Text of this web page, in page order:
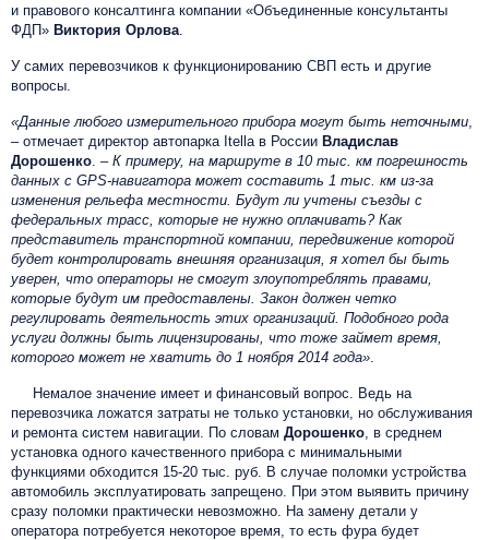
и правового консалтинга компании «Объединенные консультанты
ФДП» Виктория Орлова
У самих перевозчиков к функционированию СВП есть и другие
вопросы.
«Данные любого измерительного прибора могут быть неточными
– отмечает директор автопарка Itella в России Владислав
Дорошенко . – К примеру, на маршруте в 10 тыс. км погрешность
данных с GPS-навигатора может составить 1 тыс. км из-за
изменения рельефа местности. Будут ли учтены съезды с
федеральных трасс, которые не нужно оплачивать? Как
представитель транспортной компании, передвижение которой
будет контролировать внешняя организация, я хотел бы быть
уверен, что операторы не смогут злоупотреблять правами,
которые будут им предоставлены. Закон должен четко
регулировать деятельность этих организаций. Подобного рода
услуги должны быть лицензированы, что тоже займет время,
которого может не хватить до 1 ноября 2014 года»
Немалое значение имеет и финансовый вопрос. Ведь на
перевозчика ложатся затраты не только установки, но обслуживания
и ремонта систем навигации. По словам Дорошенко , в среднем
установка одного качественного прибора с минимальными
функциями обходится 15-20 тыс. руб. В случае поломки устройства
автомобиль эксплуатировать запрещено. При этом выявить причину
сразу поломки практически невозможно. На замену детали у
оператора потребуется некоторое время, то есть фура будет